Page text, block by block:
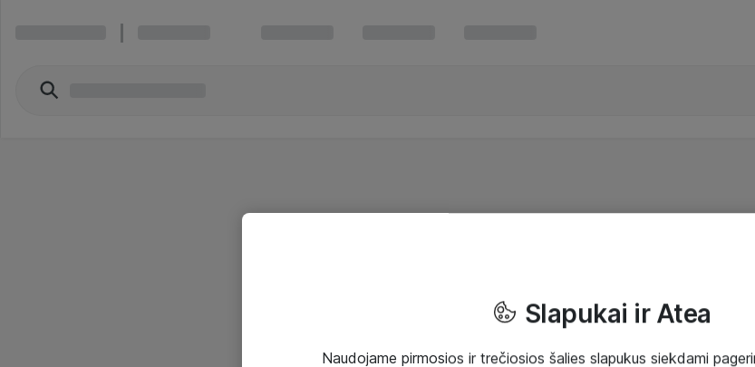
Slapukai ir Atea
Naudojame pirmosios ir trečiosios šalies slapukus siekdami